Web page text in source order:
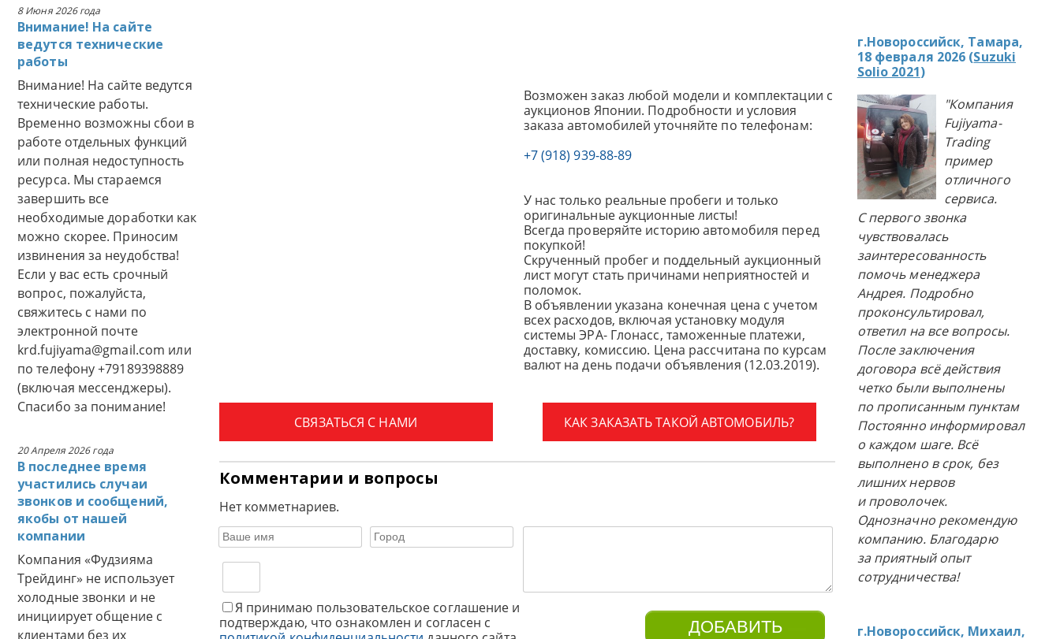
8 Июня 2026 года
Внимание! На сайте
ведутся технические
работы
Внимание! На сайте ведутся
технические работы.
Временно возможны сбои в
работе отдельных функций
или полная недоступность
ресурса. Мы стараемся
завершить все
необходимые доработки как
можно скорее. Приносим
извинения за неудобства!
Если у вас есть срочный
вопрос, пожалуйста,
свяжитесь с нами по
электронной почте
krd.fujiyama@gmail.com или
по телефону +79189398889
(включая мессенджеры).
Спасибо за понимание!
20 Апреля 2026 года
В последнее время
участились случаи
звонков и сообщений,
якобы от нашей
компании
Компания «Фудзияма
Трейдинг» не использует
холодные звонки и не
инициирует общение с
клиентами без их
Возможен заказ любой модели и комплектации с
аукционов Японии. Подробности и условия
заказа автомобилей уточняйте по телефонам:
+7 (918) 939-88-89
У нас только реальные пробеги и только
оригинальные аукционные листы!
Всегда проверяйте историю автомобиля перед
покупкой!
Скрученный пробег и поддельный аукционный
лист могут стать причинами неприятностей и
поломок.
В объявлении указана конечная цена с учетом
всех расходов, включая установку модуля
системы ЭРА- Глонасс, таможенные платежи,
доставку, комиссию. Цена рассчитана по курсам
валют на день подачи объявления (12.03.2019).
КАК ЗАКАЗАТЬ ТАКОЙ АВТОМОБИЛЬ?
СВЯЗАТЬСЯ С НАМИ
Комментарии и вопросы
Нет комметнариев.
Я принимаю пользовательское соглашение и
подтверждаю, что ознакомлен и согласен с
г.Новороссийск, Тамара,
18 февраля 2026 (Suzuki
Solio 2021)
"Компания
Fujiyama-
Trading
пример
отличного
сервиса.
С первого звонка
чувствовалась
заинтересованность
помочь менеджера
Андрея. Подробно
проконсультировал,
ответил на все вопросы.
После заключения
договора всё действия
четко были выполнены
по прописанным пунктам
Постоянно информировал
о каждом шаге. Всё
выполнено в срок, без
лишних нервов
и проволочек.
Однозначно рекомендую
компанию. Благодарю
за приятный опыт
сотрудничества!
г.Новороссийск, Михаил,